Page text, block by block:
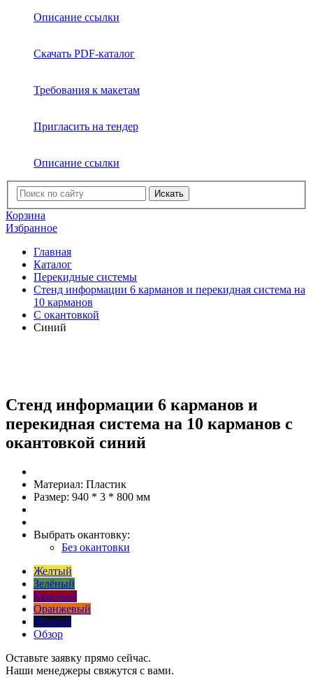
Описание ссылки
Скачать PDF-каталог
Требования к макетам
Пригласить на тендер
Описание ссылки
Искать
Корзина
Избранное
Главная
Каталог
Перекидные системы
Стенд информации 6 карманов и перекидная система на
10 карманов
С окантовкой
Синий
Стенд информации 6 карманов и
перекидная система на 10 карманов с
окантовкой синий
Материал: Пластик
Размер: 940 * 3 * 800 мм
Выбрать окантовку:
Без окантовки
Желтый
Зелёный
Красный
Оранжевый
Чёрный
Обзор
Оставьте заявку прямо сейчас.
Наши менеджеры свяжутся с вами.